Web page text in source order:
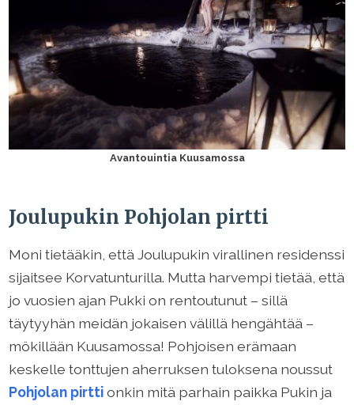
Avantouintia Kuusamossa
Joulupukin Pohjolan pirtti
Moni tietääkin, että Joulupukin virallinen residenssi
sijaitsee Korvatunturilla. Mutta harvempi tietää, että
jo vuosien ajan Pukki on rentoutunut – sillä
täytyyhän meidän jokaisen välillä hengähtää –
mökillään Kuusamossa! Pohjoisen erämaan
keskelle tonttujen aherruksen tuloksena noussut
Pohjolan pirttionkin mitä parhain paikka Pukin ja